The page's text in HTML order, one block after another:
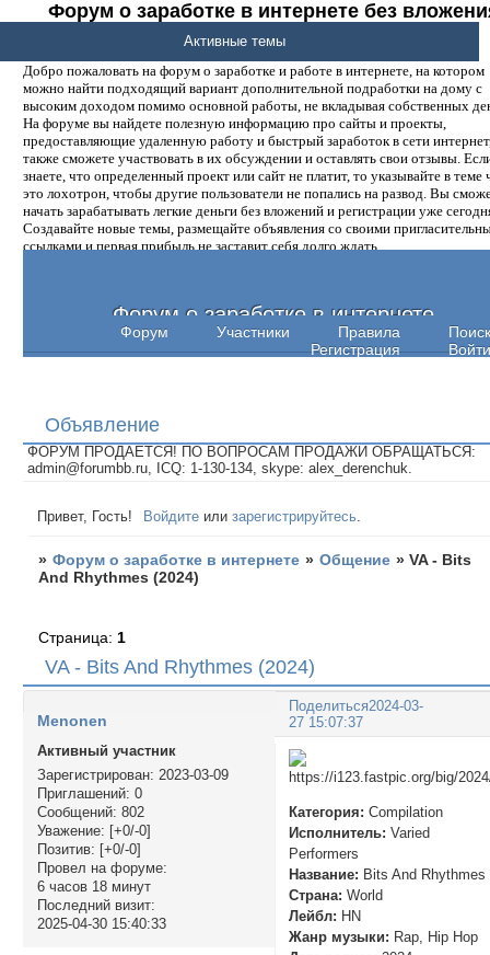
Форум о заработке в интернете без
денег.
Добро пожаловать на форум о заработке и работе в интернете, на котором
можно найти подходящий вариант дополнительной подработки на дому с
высоким доходом помимо основной работы, не вкладывая собственных
На форуме вы найдете полезную информацию про сайты и проекты,
предоставляющие удаленную работу и быстрый заработок в сети
также сможете участвовать в их обсуждении и оставлять свои отзывы.
знаете, что определенный проект или сайт не платит, то указывайте в теме
это лохотрон, чтобы другие пользователи не попались на развод. Вы
начать зарабатывать легкие деньги без вложений и регистрации уже
Создавайте новые темы, размещайте объявления со своими
ссылками и первая прибыль не заставит себя долго ждать.
Форум о заработке в интернете
Форум Участники Правила
Поиск
Регистрация
Войти
Активные темы
Объявление
ФОРУМ ПРОДАЕТСЯ! ПО ВОПРОСАМ ПРОДАЖИ ОБРАЩАТЬСЯ:
admin@forumbb.ru, ICQ: 1-130-134, skype: alex_derenchuk.
Привет, Гость! Войдите илизарегистрируйтесь
» Форум о заработке в интернете » Общение »VA - Bits
And Rhythmes (2024)
VA - Bits And Rhythmes (2024)
Страница: 1
Поделиться2024-03-
27 15:07:37
Menonen
Активный участник
Зарегистрирован: 2023-03-09
Приглашений: 0
Сообщений: 802
Уважение: [+0/-0]
Позитив: [+0/-0]
Провел на форуме:
6 часов 18 минут
Последний визит:
2025-04-30 15:40:33
Категория: Compilation
Исполнитель: Varied
Performers
Название: Bits And Rhythmes
Страна: World
Лейбл: HN
Жанр музыки: Rap, Hip Hop